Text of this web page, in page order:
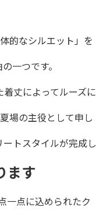
的なシルエット」を
一つです。
丈によってルーズに
場の主役として申し
トスタイルが完成し
ます
一点に込められたク